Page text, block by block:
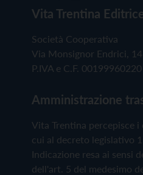
Vita Trentina
Società Cooperativa
Via Monsignor Endrici,
P.IVA e C.F. 00199960220
Amministrazione
Vita Trentina percepisce
cui al decreto legislativo
Indicazione resa ai sensi
dell'art. 5 del medesimo